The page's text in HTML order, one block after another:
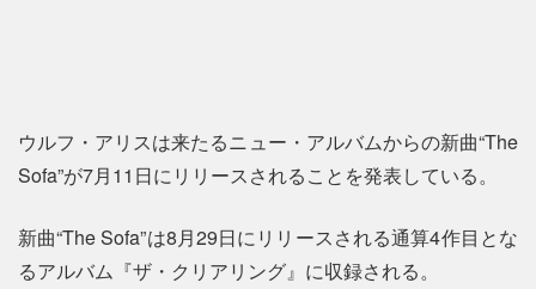
ウルフ・アリスは来たるニュー・アルバムからの新曲“The
Sofa”が7月11日にリリースされることを発表している。
新曲“The Sofa”は8月29日にリリースされる通算4作目とな
るアルバム『ザ・クリアリング』に収録される。